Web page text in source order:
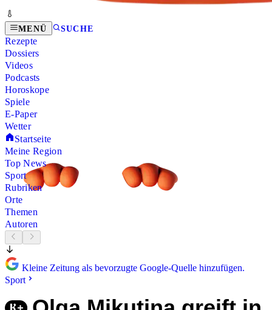
MENÜ SUCHE
Rezepte
Dossiers
Videos
Podcasts
Horoskope
Spiele
E-Paper
Wetter
Startseite
Meine Region
Top News
Sport
Rubriken
Orte
Themen
Autoren
Kleine Zeitung als bevorzugte Google-Quelle hinzufügen.
Sport